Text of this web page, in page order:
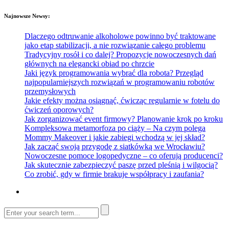
Najnowsze Newsy:
Dlaczego odtruwanie alkoholowe powinno być traktowane
jako etap stabilizacji, a nie rozwiązanie całego problemu
Tradycyjny rosół i co dalej? Propozycje nowoczesnych dań
głównych na elegancki obiad po chrzcie
Jaki język programowania wybrać dla robota? Przegląd
najpopularniejszych rozwiązań w programowaniu robotów
przemysłowych
Jakie efekty można osiągnąć, ćwicząc regularnie w fotelu do
ćwiczeń oporowych?
Jak zorganizować event firmowy? Planowanie krok po kroku
Kompleksowa metamorfoza po ciąży – Na czym polega
Mommy Makeover i jakie zabiegi wchodzą w jej skład?
Jak zacząć swoją przygodę z siatkówką we Wrocławiu?
Nowoczesne pomoce logopedyczne – co oferują producenci?
Jak skutecznie zabezpieczyć paszę przed pleśnią i wilgocią?
Co zrobić, gdy w firmie brakuje współpracy i zaufania?